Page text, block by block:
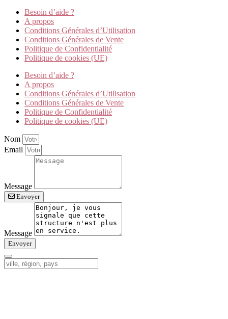
Besoin d’aide ?
A propos
Conditions Générales d’Utilisation
Conditions Générales de Vente
Politique de Confidentialité
Politique de cookies (UE)
Besoin d’aide ?
A propos
Conditions Générales d’Utilisation
Conditions Générales de Vente
Politique de Confidentialité
Politique de cookies (UE)
Nom
Email
Message
Envoyer
Message
Envoyer